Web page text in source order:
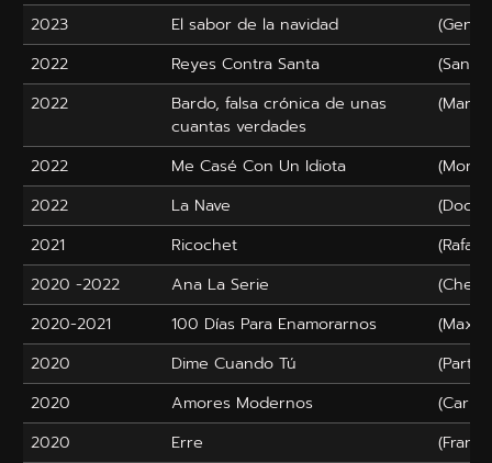
2023
El sabor de la navidad
2022
Reyes Contra Santa
(Santa)
2022
Bardo, falsa crónica de unas
cuantas verdades
2022 Me Casé Con Un Idiota
2022
La Nave
2021
Ricochet
(Rafael)
2020 -2022
Ana La Serie
2020-2021
100 Días Para Enamorarnos
(Max
2020
Dime Cuando Tú
2020
Amores Modernos
2020
Erre